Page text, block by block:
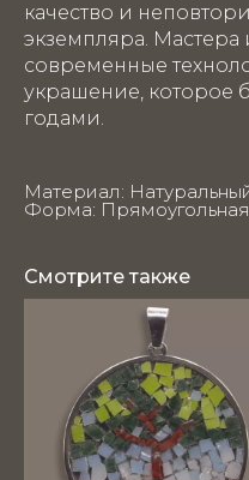
качество и
экземпляра.
современные
украшение, которое
годами.
Материал:
Форма: Прямоугольная
Смотрите также